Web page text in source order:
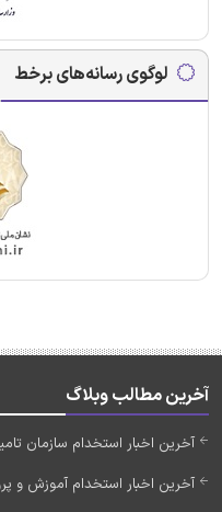
لوگوی رسانه‌های برخط
آخرین مطالب وبلاگ
آخرین اخبار استخدام سازمان تامین
آخرین اخبار استخدام آموزش و پرورش 1405